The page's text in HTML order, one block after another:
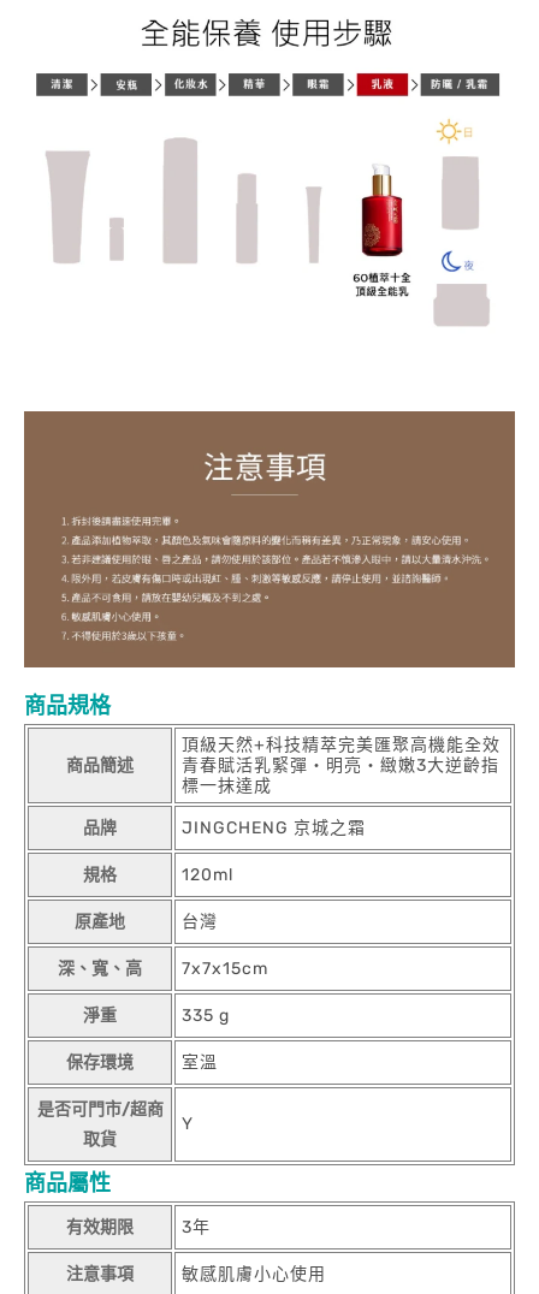
商品規格
商品簡述
頂級天然+科技精萃完美匯聚高機能全效
青春賦活乳緊彈‧明亮‧緻嫩3大逆齡指
標一抹達成
品牌 JINGCHENG 京城之霜
規格 120ml
原產地 台灣
深、寬、高 7x7x15cm
淨重 335 g
保存環境 室溫
是否可門市/超商
取貨
Y
商品屬性
有效期限 3年
注意事項 敏感肌膚小心使用